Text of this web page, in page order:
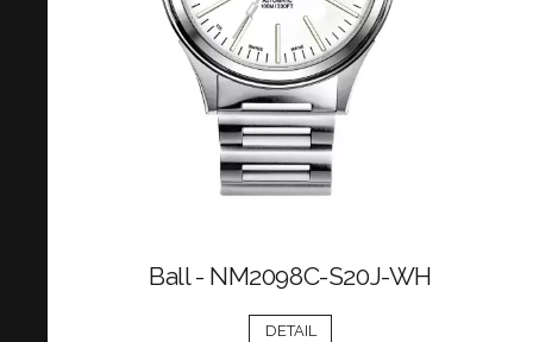
Ball - NM2098C-S20J-WH
DETAIL